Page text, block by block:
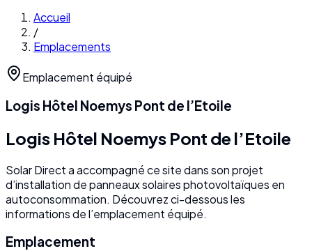
Accueil
/
Emplacements
Emplacement équipé
Logis Hôtel Noemys Pont de l’Etoile
Logis Hôtel Noemys Pont de l’Etoile
Solar Direct a accompagné ce site dans son projet
d’installation de panneaux solaires photovoltaïques en
autoconsommation. Découvrez ci-dessous les
informations de l’emplacement équipé.
Emplacement